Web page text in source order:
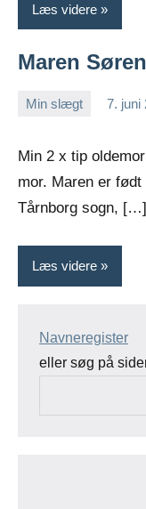
Læs videre
Maren
Min slægt 7. juni
Min 2 x tip
mor. Maren er
Tårnborg sogn, […]
Læs videre
Navneregister
eller søg på